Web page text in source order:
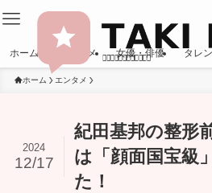
ホーム エンタメ 女優・俳優 タレ
ホーム エンタメ
紀田基邦の整形
は「顔面国宝級
た！
2024
12/17